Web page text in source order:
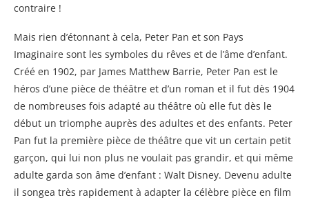
contraire !
Mais rien d’étonnant à cela, Peter Pan et son Pays
Imaginaire sont les symboles du rêves et de l’âme d’enfant.
Créé en 1902, par James Matthew Barrie, Peter Pan est le
héros d’une pièce de théâtre et d’un roman et il fut dès 1904
de nombreuses fois adapté au théâtre où elle fut dès le
début un triomphe auprès des adultes et des enfants. Peter
Pan fut la première pièce de théâtre que vit un certain petit
garçon, qui lui non plus ne voulait pas grandir, et qui même
adulte garda son âme d’enfant : Walt Disney. Devenu adulte
il songea très rapidement à adapter la célèbre pièce en film